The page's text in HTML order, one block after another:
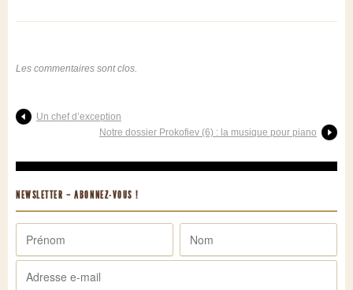
Les commentaires sont clos.
Un chef d’exception
Notre dossier Prokofiev (6) : la musique pour piano
NEWSLETTER – ABONNEZ-VOUS !